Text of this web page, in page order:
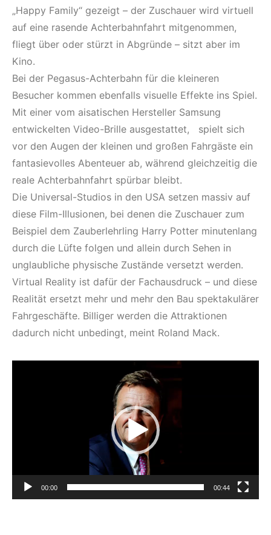
„Happy Family“ gezeigt – der Zuschauer wird virtuell
auf eine rasende Achterbahnfahrt mitgenommen,
fliegt über oder stürzt in Abgründe – sitzt aber im
Kino.
Bei der Pegasus-Achterbahn für die kleineren
Besucher kommen ebenfalls visuelle Effekte ins Spiel.
Mit einer vom aisatischen Hersteller Samsung
entwickelten Video-Brille ausgestattet, spielt sich
vor den Augen der kleinen und großen Fahrgäste ein
fantasievolles Abenteuer ab, während gleichzeitig die
reale Achterbahnfahrt spürbar bleibt.
Die Universal-Studios in den USA setzen massiv auf
diese Film-Illusionen, bei denen die Zuschauer zum
Beispiel dem Zauberlehrling Harry Potter minutenlang
durch die Lüfte folgen und allein durch Sehen in
unglaubliche physische Zustände versetzt werden.
Virtual Reality ist dafür der Fachausdruck – und diese
Realität ersetzt mehr und mehr den Bau spektakulärer
Fahrgeschäfte. Billiger werden die Attraktionen
dadurch nicht unbedingt, meint Roland Mack.
00:00 00:44